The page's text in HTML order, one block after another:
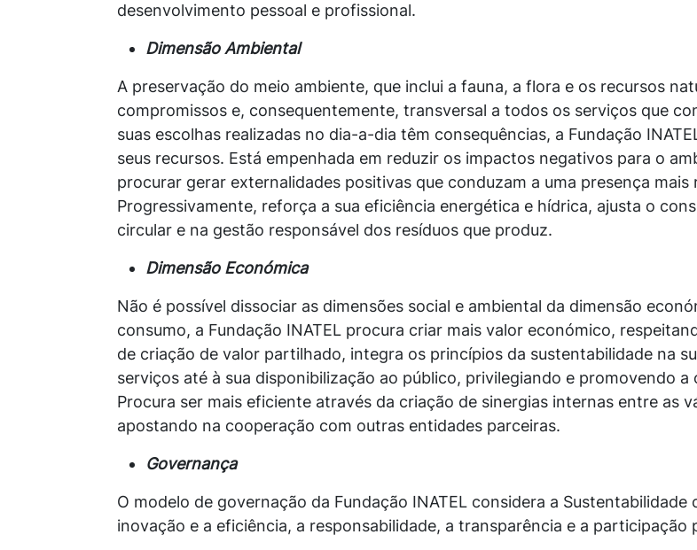
desenvolvimento pessoal e profissional.
Dimensão Ambiental
A preservação do meio ambiente, que inclui a fauna, a flora e os recursos
compromissos e, consequentemente, transversal a todos os serviços que
suas escolhas realizadas no dia-a-dia têm consequências, a Fundação
seus recursos. Está empenhada em reduzir os impactos negativos para o
procurar gerar externalidades positivas que conduzam a uma presença
Progressivamente, reforça a sua eficiência energética e hídrica, ajusta o
circular e na gestão responsável dos resíduos que produz.
Dimensão Económica
Não é possível dissociar as dimensões social e ambiental da dimensão
consumo, a Fundação INATEL procura criar mais valor económico,
de criação de valor partilhado, integra os princípios da sustentabilidade na
serviços até à sua disponibilização ao público, privilegiando e promovendo
Procura ser mais eficiente através da criação de sinergias internas entre as
apostando na cooperação com outras entidades parceiras.
Governança
O modelo de governação da Fundação INATEL considera a
inovação e a eficiência, a responsabilidade, a transparência e a